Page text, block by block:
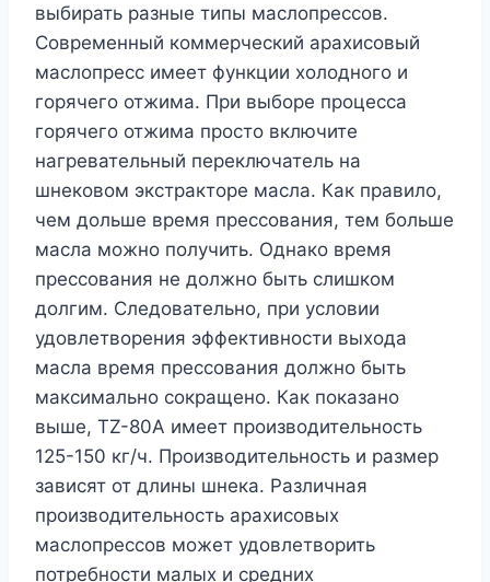
выбирать разные типы маслопрессов.
Современный коммерческий арахисовый
маслопресс имеет функции холодного и
горячего отжима. При выборе процесса
горячего отжима просто включите
нагревательный переключатель на
шнековом экстракторе масла. Как правило,
чем дольше время прессования, тем больше
масла можно получить. Однако время
прессования не должно быть слишком
долгим. Следовательно, при условии
удовлетворения эффективности выхода
масла время прессования должно быть
максимально сокращено. Как показано
выше, TZ-80A имеет производительность
125-150 кг/ч. Производительность и размер
зависят от длины шнека. Различная
производительность арахисовых
маслопрессов может удовлетворить
потребности малых и средних